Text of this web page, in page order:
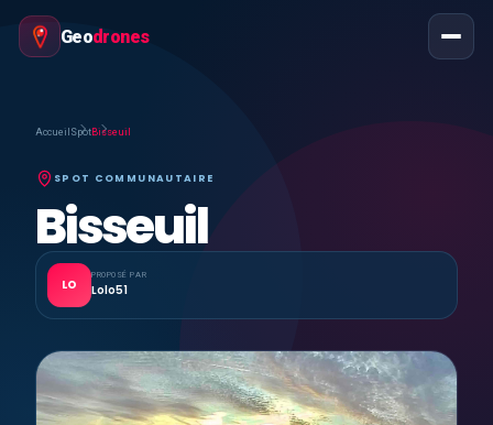
Geodrones
Accueil SpotBisseuil
SPOT COMMUNAUTAIRE
Bisseuil
LO
PROPOSÉ PAR
Lolo51